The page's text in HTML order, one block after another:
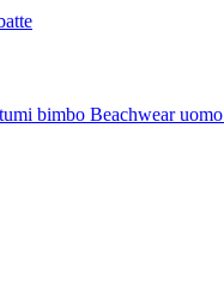
bimbo Beachwear uomo